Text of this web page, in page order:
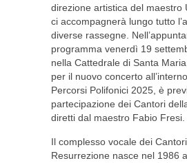
direzione artistica del maestro
ci accompagnerà lungo tutto
diverse rassegne.
programma venerdì 19
nella Cattedrale di Santa
per il nuovo concerto
Percorsi Polifonici 2025, è
partecipazione dei Cantori
diretti dal maestro Fabio Fresi.
Il complesso vocale dei
Resurrezione nasce nel 1986